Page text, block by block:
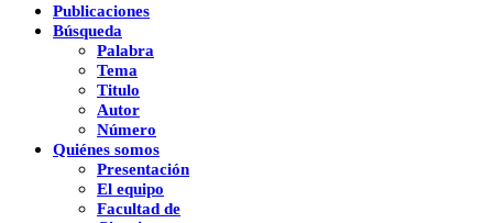
Publicaciones
Búsqueda
Palabra
Tema
Titulo
Autor
Número
Quiénes somos
Presentación
El equipo
Facultad de